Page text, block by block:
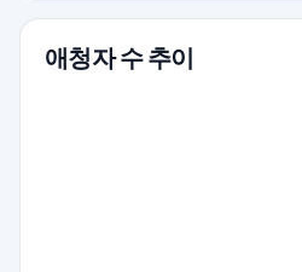
애청자 수 추이